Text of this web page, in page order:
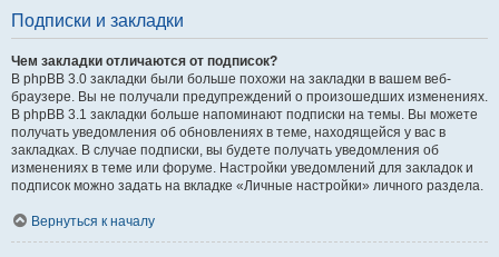
Подписки и закладки
Чем закладки отличаются от подписок?
В phpBB 3.0 закладки были больше похожи на закладки в вашем веб-
браузере. Вы не получали предупреждений о произошедших изменениях.
В phpBB 3.1 закладки больше напоминают подписки на темы. Вы можете
получать уведомления об обновлениях в теме, находящейся у вас в
закладках. В случае подписки, вы будете получать уведомления об
изменениях в теме или форуме. Настройки уведомлений для закладок и
подписок можно задать на вкладке «Личные настройки» личного раздела.
Вернуться к началу